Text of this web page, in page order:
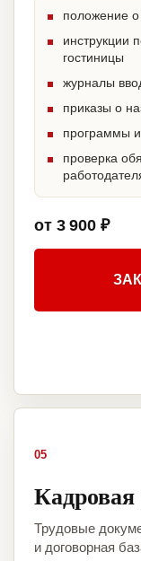
положение о
инструкции
гостиницы
журналы
приказы о
программы
проверка
от 3 900 ₽
05
Трудовые
и договорная